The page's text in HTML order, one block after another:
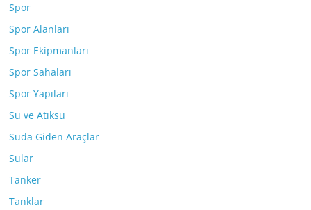
Spor
Spor Alanları
Spor Ekipmanları
Spor Sahaları
Spor Yapıları
Su ve Atıksu
Suda Giden Araçlar
Sular
Tanker
Tanklar